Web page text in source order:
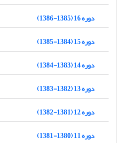
دوره 16 (1385-1386)
دوره 15 (1384-1385)
دوره 14 (1383-1384)
دوره 13 (1382-1383)
دوره 12 (1381-1382)
دوره 11 (1380-1381)